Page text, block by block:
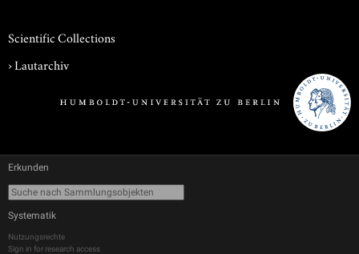
Scientific Collections
›Lautarchiv
Erkunden
Systematik
Nutzungsrechte
Sign in for research access